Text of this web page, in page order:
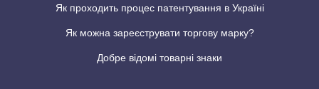
Як проходить процес патентування в Україні
Як можна зареєструвати торгову марку?
Добре відомі товарні знаки